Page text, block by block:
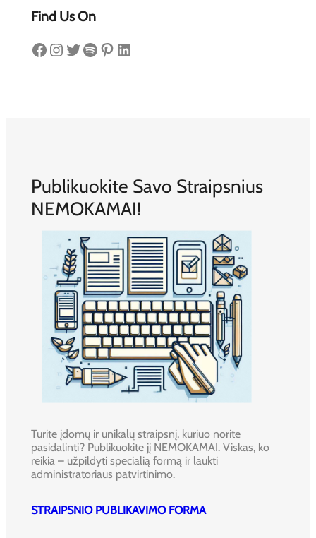
Find Us On
Facebook Instagram Twitter Spotify Pinterest LinkedIn
Publikuokite Savo Straipsnius
NEMOKAMAI!
Turite įdomų ir unikalų straipsnį, kuriuo norite
pasidalinti? Publikuokite jį NEMOKAMAI. Viskas, ko
reikia – užpildyti specialią formą ir laukti
administratoriaus patvirtinimo.
STRAIPSNIO PUBLIKAVIMO FORMA